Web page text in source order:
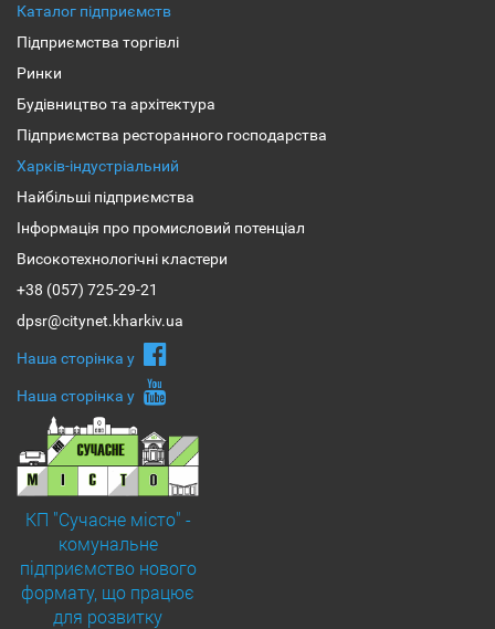
Каталог підприємств
Підприємства торгівлі
Ринки
Будівництво та архітектура
Підприємства ресторанного господарства
Харків-індустріальний
Найбільші підприємства
Інформація про промисловий потенціал
Високотехнологічні кластери
+38 (057) 725-29-21
dpsr@citynet.kharkiv.ua
Наша сторiнка у
Наша сторiнка у
КП "Сучасне місто" -
комунальне
підприємство нового
формату, що працює
для розвитку